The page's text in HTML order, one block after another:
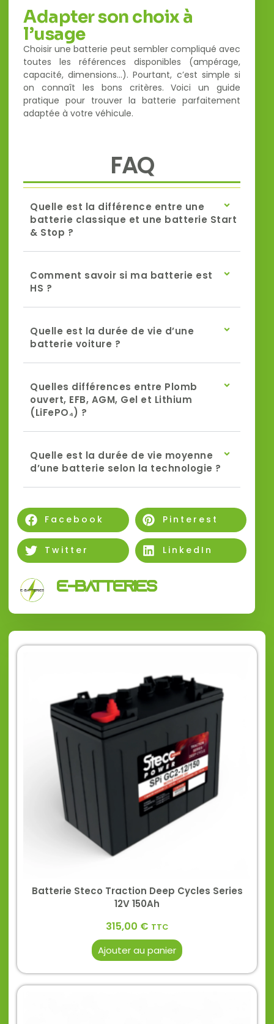
Adapter son choix à
l’usage
Choisir une batterie peut sembler compliqué avec
toutes les références disponibles (ampérage,
capacité, dimensions…). Pourtant, c’est simple si
on connaît les bons critères. Voici un guide
pratique pour trouver la batterie parfaitement
adaptée à votre véhicule.
FAQ
Quelle est la différence entre une
batterie classique et une batterie Start
& Stop ?
Comment savoir si ma batterie est
HS ?
Quelle est la durée de vie d’une
batterie voiture ?
Quelles différences entre Plomb
ouvert, EFB, AGM, Gel et Lithium
(LiFePO₄) ?
Quelle est la durée de vie moyenne
d’une batterie selon la technologie ?
Facebook Pinterest
Twitter LinkedIn
E-Batteries
Batterie Steco Traction Deep Cycles Series
12V 150Ah
315,00 € TTC
Ajouter au panier